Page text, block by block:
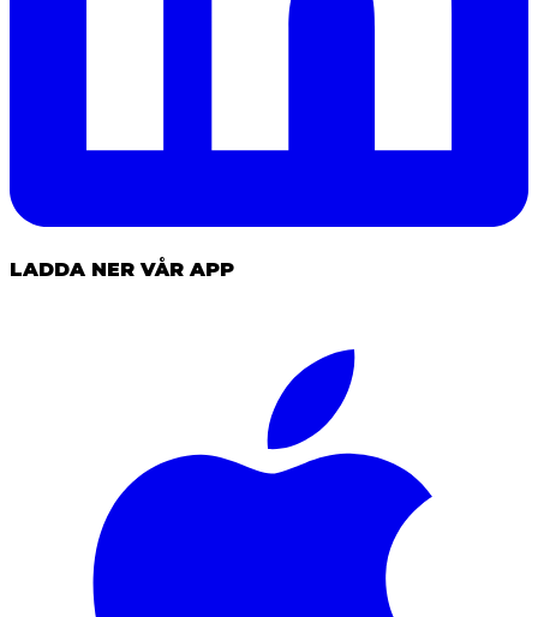
LADDA NER VÅR APP